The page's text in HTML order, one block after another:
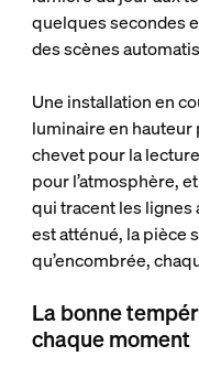
quelques secondes
des scènes
Une installation en
luminaire en hauteur
chevet pour la
pour l’atmosphère,
qui tracent les lignes
est atténué, la pièce
qu’encombrée,
La bonne
chaque moment